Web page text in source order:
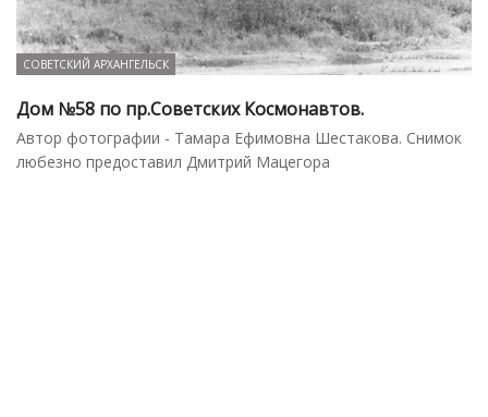
СОВЕТСКИЙ АРХАНГЕЛЬСК
Дом №58 по пр.Советских Космонавтов.
Автор фотографии - Тамара Ефимовна Шестакова. Снимок
любезно предоставил Дмитрий Мацегора